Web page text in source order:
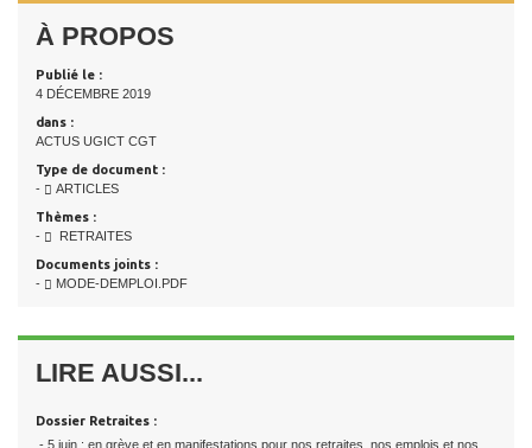
À PROPOS
Publié le :
4 DÉCEMBRE 2019
dans :
ACTUS UGICT CGT
Type de document :
-
ARTICLES
Thèmes :
-
RETRAITES
Documents joints :
-
MODE-DEMPLOI.PDF
LIRE AUSSI...
Dossier Retraites :
- 5 juin : en grève et en manifestations pour nos retraites, nos emplois et nos